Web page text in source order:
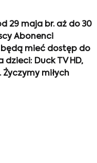
29 maja br. aż do 30
Abonenci
mieć dostęp do
Duck TV HD,
Życzymy miłych